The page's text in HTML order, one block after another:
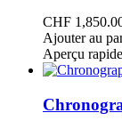
CHF
Ajouter au
Aperçu rapide